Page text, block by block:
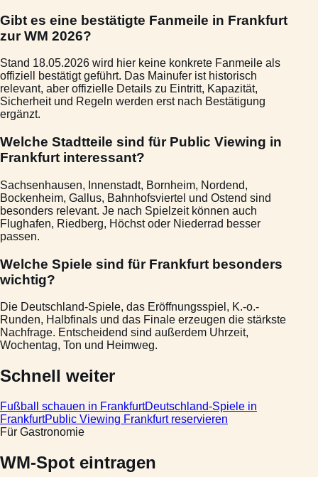
Gibt es eine bestätigte Fanmeile in Frankfurt
zur WM 2026?
Stand 18.05.2026 wird hier keine konkrete Fanmeile als
offiziell bestätigt geführt. Das Mainufer ist historisch
relevant, aber offizielle Details zu Eintritt, Kapazität,
Sicherheit und Regeln werden erst nach Bestätigung
ergänzt.
Welche Stadtteile sind für Public Viewing in
Frankfurt interessant?
Sachsenhausen, Innenstadt, Bornheim, Nordend,
Bockenheim, Gallus, Bahnhofsviertel und Ostend sind
besonders relevant. Je nach Spielzeit können auch
Flughafen, Riedberg, Höchst oder Niederrad besser
passen.
Welche Spiele sind für Frankfurt besonders
wichtig?
Die Deutschland-Spiele, das Eröffnungsspiel, K.-o.-
Runden, Halbfinals und das Finale erzeugen die stärkste
Nachfrage. Entscheidend sind außerdem Uhrzeit,
Wochentag, Ton und Heimweg.
Schnell weiter
Fußball schauen in FrankfurtDeutschland-Spiele in
FrankfurtPublic Viewing Frankfurt reservieren
Für Gastronomie
WM-Spot eintragen